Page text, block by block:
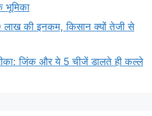
भूमिका
की इनकम, किसान क्यों तेजी से
जिंक और ये 5 चीजें डालते ही कल्ले